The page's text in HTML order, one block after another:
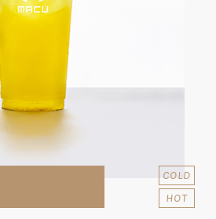
COLD
HOT